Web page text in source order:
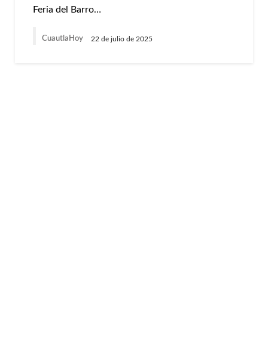
Feria del Barro…
CuautlaHoy 22 de julio de 2025